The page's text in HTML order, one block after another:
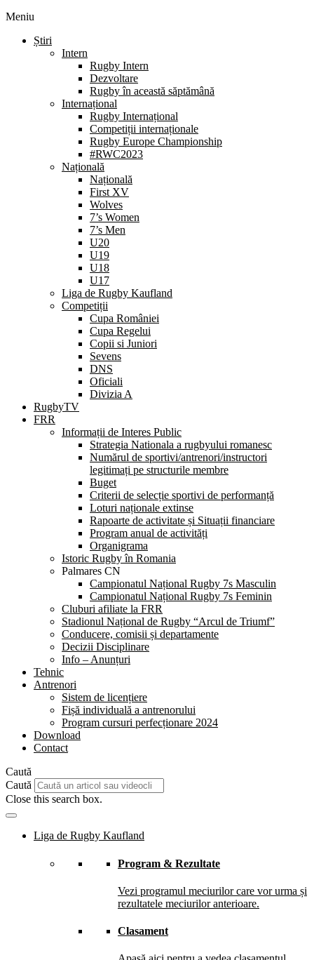
Meniu
Știri
Intern
Rugby Intern
Dezvoltare
Rugby în această săptămână
Internațional
Rugby Internațional
Competiții internaționale
Rugby Europe Championship
#RWC2023
Națională
Națională
First XV
Wolves
7’s Women
7’s Men
U20
U19
U18
U17
Liga de Rugby Kaufland
Competiții
Cupa României
Cupa Regelui
Copii si Juniori
Sevens
DNS
Oficiali
Divizia A
RugbyTV
FRR
Informații de Interes Public
Strategia Nationala a rugbyului romanesc
Numărul de sportivi/antrenori/instructori
legitimați pe structurile membre
Buget
Criterii de selecție sportivi de performanță
Loturi naționale extinse
Rapoarte de activitate și Situații financiare
Program anual de activități
Organigrama
Istoric Rugby în Romania
Palmares CN
Campionatul Național Rugby 7s Masculin
Campionatul Național Rugby 7s Feminin
Cluburi afiliate la FRR
Stadionul Național de Rugby “Arcul de Triumf”
Conducere, comisii și departamente
Decizii Disciplinare
Info – Anunțuri
Tehnic
Antrenori
Sistem de licențiere
Fișă individuală a antrenorului
Program cursuri perfecționare 2024
Download
Contact
Caută
Caută
Close this search box.
Liga de Rugby Kaufland
Program & Rezultate
Vezi programul meciurilor care vor urma și
rezultatele meciurilor anterioare.
Clasament